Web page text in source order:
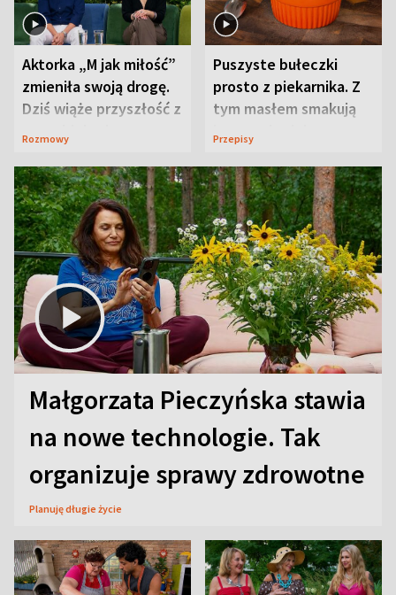
Aktorka „M jak miłość”
zmieniła swoją drogę.
Dziś wiąże przyszłość z
neurobiologią
Rozmowy
Puszyste bułeczki
prosto z piekarnika. Z
tym masłem smakują
jeszcze lepiej
Przepisy
Małgorzata Pieczyńska stawia
na nowe technologie. Tak
organizuje sprawy zdrowotne
Planuję długie życie